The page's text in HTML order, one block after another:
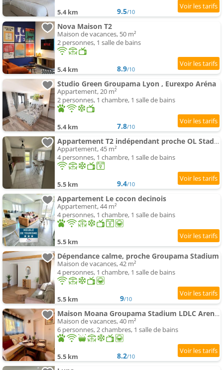
5.4 km 9.5/10
Nova Maison T2
Maison de vacances, 50 m²
2 personnes, 1 salle de bains
5.4 km 8.9/10
Studio Green Groupama Lyon , Eurexpo Aréna
Appartement, 20 m²
2 personnes, 1 chambre, 1 salle de bains
5.4 km 7.8/10
Appartement T2 indépendant proche OL Stadium et salle LDLC Arena
Appartement, 45 m²
4 personnes, 1 chambre, 1 salle de bains
5.5 km 9.4/10
Appartement Le cocon decinois
Appartement, 44 m²
4 personnes, 1 chambre, 1 salle de bains
5.5 km
Dépendance calme, proche Groupama Stadium
Maison de vacances, 42 m²
4 personnes, 1 chambre, 1 salle de bains
5.5 km 9/10
Maison Moana Groupama Stadium LDLC Arena Eurexpo
Maison de vacances, 40 m²
6 personnes, 2 chambres, 1 salle de bains
5.5 km 8.2/10